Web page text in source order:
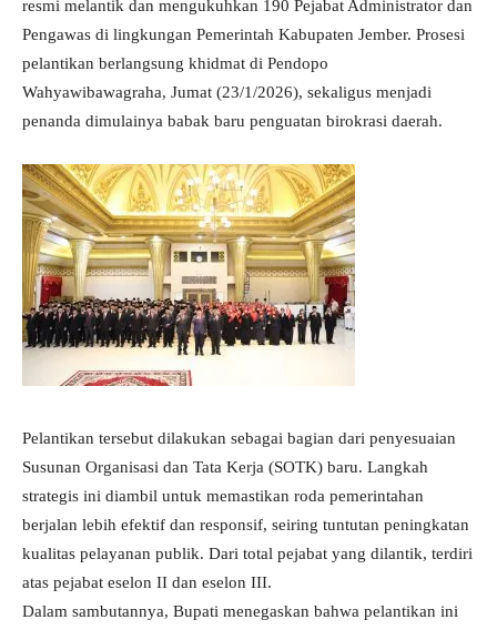
resmi melantik dan mengukuhkan 190 Pejabat Administrator dan
Pengawas di lingkungan Pemerintah Kabupaten Jember. Prosesi
pelantikan berlangsung khidmat di Pendopo
Wahyawibawagraha, Jumat (23/1/2026), sekaligus menjadi
penanda dimulainya babak baru penguatan birokrasi daerah.
Pelantikan tersebut dilakukan sebagai bagian dari penyesuaian
Susunan Organisasi dan Tata Kerja (SOTK) baru. Langkah
strategis ini diambil untuk memastikan roda pemerintahan
berjalan lebih efektif dan responsif, seiring tuntutan peningkatan
kualitas pelayanan publik. Dari total pejabat yang dilantik, terdiri
atas pejabat eselon II dan eselon III.
Dalam sambutannya, Bupati menegaskan bahwa pelantikan ini